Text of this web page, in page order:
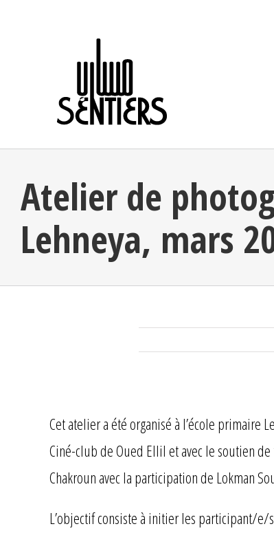
Atelier de
Lehneya, mars
Cet atelier a été organisé à l’école primaire
Ciné-club de Oued Ellil et avec le soutien
Chakroun avec la participation de Lokman
L’objectif consiste à initier les participant/